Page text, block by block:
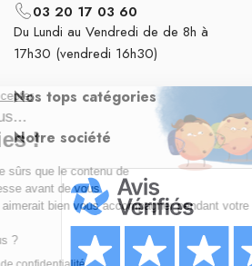
03 20 17 03 60
Du Lundi au Vendredi de de 8h à
17h30 (vendredi 16h30)
Nos tops catégories
Notre société